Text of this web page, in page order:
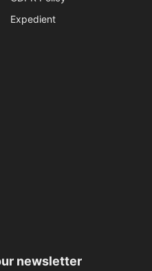
Expedient
newsletter